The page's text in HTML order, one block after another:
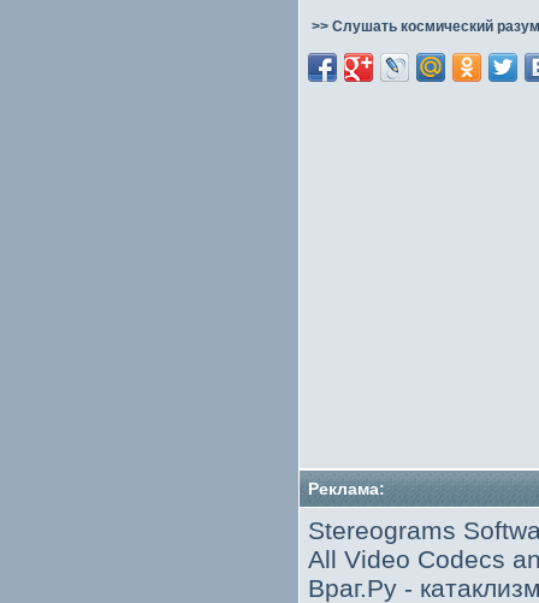
>> Слушать космический
Реклама:
Stereograms
All Video Codecs
Враг.Ру -